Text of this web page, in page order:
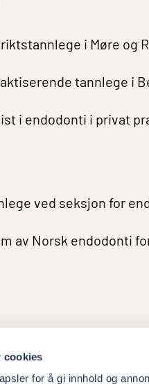
cookies
for å gi innhold og
i Møre og
tannlege i
i endodonti i privat
ved seksjon for
av Norsk endodonti